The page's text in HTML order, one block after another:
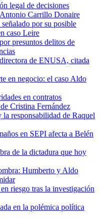
legal de decisiones
Antonio Carrillo Donaire
por su posible
caso Leire
presuntos delitos de
de ENUSA, citada
en negocio: el caso Aldo
en contratos
Cristina Fernández
responsabilidad de Raquel
en SEPI afecta a Belén
de la dictadura que hoy
Humberto y Aldo
riesgo tras la investigación
en la polémica política